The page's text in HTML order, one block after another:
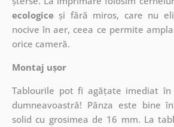
ecologiceși fără miros, care nu
nocive în aer, ceea ce permite
orice cameră.
Montaj ușor
Tablourile pot fi agățate imediat
dumneavoastră! Pânza este bine
solid cu grosimea de 16 mm. La